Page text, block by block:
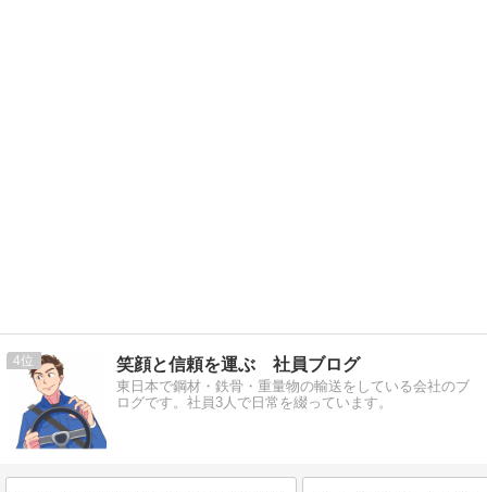
4 笑顔と信頼を運ぶ 社員ブログ
東日本で鋼材・鉄骨・重量物の輸送をしている会社のブ
ログです。社員3人で日常を綴っています。